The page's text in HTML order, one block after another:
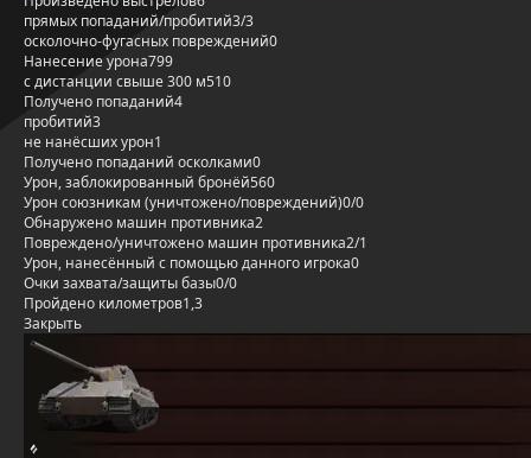
прямых попаданий/пробитий3/3
осколочно-фугасных повреждений0
Нанесение урона799
с дистанции свыше 300 м510
Получено попаданий4
пробитий3
не нанёсших урон1
Получено попаданий осколками0
Урон, заблокированный бронёй560
Урон союзникам (уничтожено/повреждений)0/0
Обнаружено машин противника2
Повреждено/уничтожено машин противника2/1
Урон, нанесённый с помощью данного игрока0
Очки захвата/защиты базы0/0
Пройдено километров1,3
Закрыть